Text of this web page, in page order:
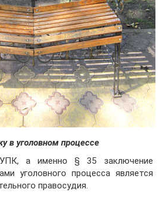
в уголовном процессе
а именно § 35 заключение
уголовного процесса является
правосудия.